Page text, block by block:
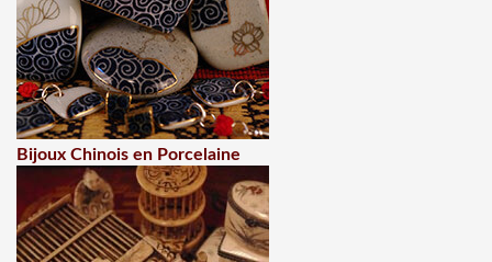
Bijoux Chinois en Porcelaine